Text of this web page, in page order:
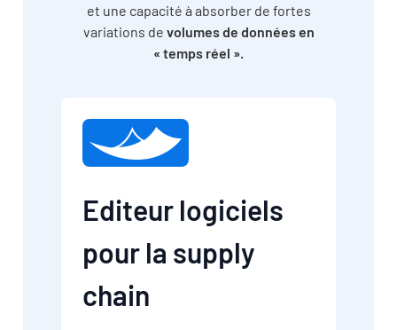
et une capacité à absorber de fortes
variations de volumes de données en
« temps réel ».
Editeur logiciels
pour la supply
chain